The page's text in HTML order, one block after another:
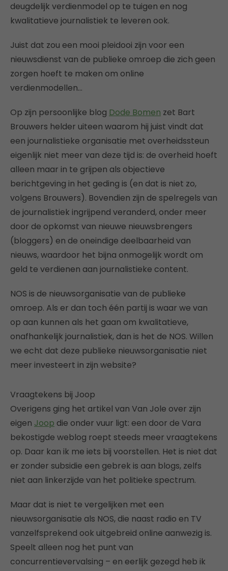
deugdelijk verdienmodel op te tuigen en nog
kwalitatieve journalistiek te leveren ook.
Juist dat zou een mooi pleidooi zijn voor een
nieuwsdienst van de publieke omroep die zich geen
zorgen hoeft te maken om online
verdienmodellen…
Op zijn persoonlijke blog Dode Bomen zet Bart
Brouwers helder uiteen waarom hij juist vindt dat
een journalistieke organisatie met overheidssteun
eigenlijk niet meer van deze tijd is: de overheid hoeft
alleen maar in te grijpen als objectieve
berichtgeving in het geding is (en dat is niet zo,
volgens Brouwers). Bovendien zijn de spelregels van
de journalistiek ingrijpend veranderd, onder meer
door de opkomst van nieuwe nieuwsbrengers
(bloggers) en de oneindige deelbaarheid van
nieuws, waardoor het bijna onmogelijk wordt om
geld te verdienen aan journalistieke content.
NOS is de nieuwsorganisatie van de publieke
omroep. Als er dan toch één partij is waar we van
op aan kunnen als het gaan om kwalitatieve,
onafhankelijk journalistiek, dan is het de NOS. Willen
we echt dat deze publieke nieuwsorganisatie niet
meer investeert in zijn website?
Vraagtekens bij Joop
Overigens ging het artikel van Van Jole over zijn
eigen Joop die onder vuur ligt: een door de Vara
bekostigde weblog roept steeds meer vraagtekens
op. Daar kan ik me iets bij voorstellen. Het is niet dat
er zonder subsidie een gebrek is aan blogs, zelfs
niet aan linkerzijde van het politieke spectrum.
Maar dat is niet te vergelijken met een
nieuwsorganisatie als NOS, die naast radio en TV
vanzelfsprekend ook uitgebreid online aanwezig is.
Speelt alleen nog het punt van
concurrentievervalsing – en eerlijk gezegd heb ik